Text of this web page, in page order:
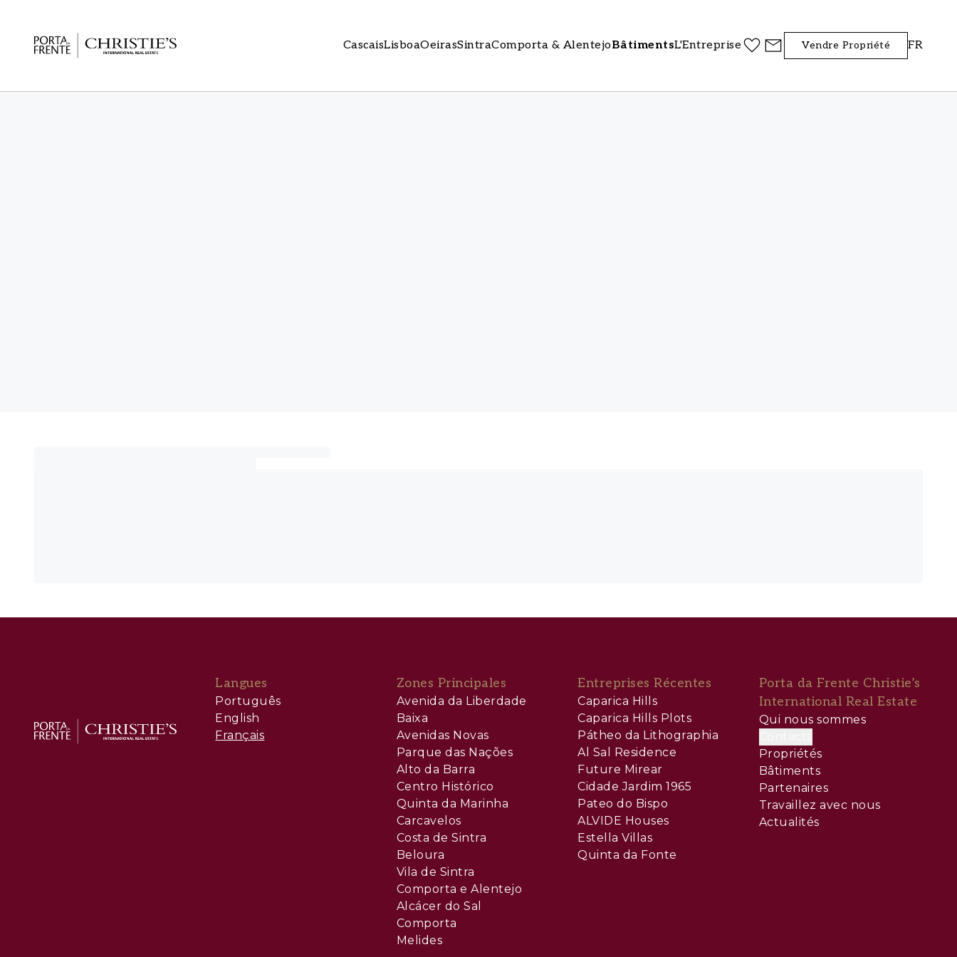
CascaisLisboaOeirasSintraComporta & AlentejoBâtimentsL'Entreprise Vendre Propriété FR
Langues
Português
English
Français
Zones Principales
Avenida da Liberdade
Baixa
Avenidas Novas
Parque das Nações
Alto da Barra
Centro Histórico
Quinta da Marinha
Carcavelos
Costa de Sintra
Beloura
Vila de Sintra
Comporta e Alentejo
Alcácer do Sal
Comporta
Melides
Entreprises Récentes
Caparica Hills
Caparica Hills Plots
Pátheo da Lithographia
Al Sal Residence
Future Mirear
Cidade Jardim 1965
Pateo do Bispo
ALVIDE Houses
Estella Villas
Quinta da Fonte
Porta da Frente Christie’s
International Real Estate
Qui nous sommes
Propriétés
Bâtiments
Partenaires
Travaillez avec nous
Actualités